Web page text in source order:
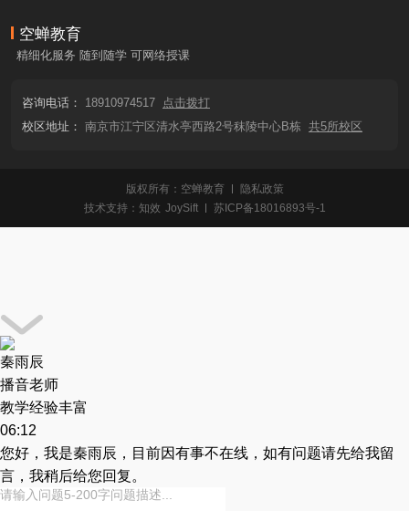
空蝉教育
精细化服务 随到随学 可网络授课
咨询电话： 18910974517 点击拨打
校区地址： 南京市江宁区清水亭西路2号秣陵中心B栋 共5所校区
版权所有：空蝉教育
隐私政策
技术支持： 知效 JoySift 苏ICP备18016893号-1
秦雨辰
播音老师
教学经验丰富
06:12
您好，我是秦雨辰，目前因有事不在线，如有问题请先给我留
言，我稍后给您回复。